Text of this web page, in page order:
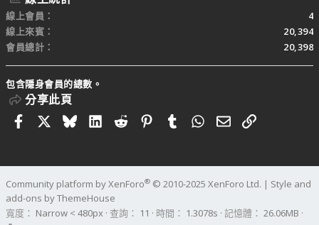
線上會員
4
線上來賓
20,394
會員總計
20,398
包含隱身會員的總數。
分享此頁
FacebookBlueskyLinkedIn
RedditPinterestTumblrWhatsApp
電子郵件
連結
Community platform by XenForo® © 2010-2025 XenForo Ltd. | Style and
add-ons by ThemeHouse
寬度
查詢 11 時間 1.3078s 記憶體 26.06MB